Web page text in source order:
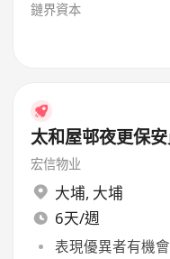
鏈界資本
太和屋邨夜更保
宏信物业
大埔, 大埔
6天/週
表現優異者有機